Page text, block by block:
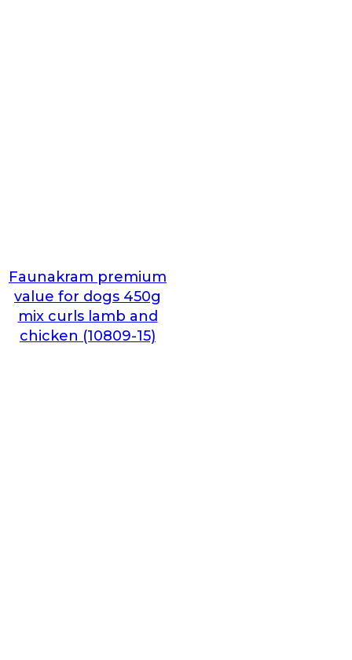
Faunakram premium
value for dogs 450g
mix curls lamb and
chicken (10809-15)